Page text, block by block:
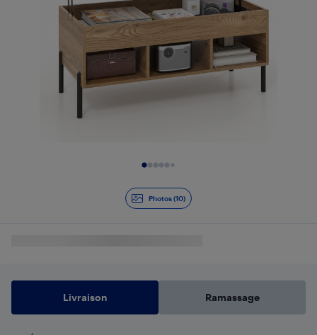
Photos (10)
Livraison Ramassage